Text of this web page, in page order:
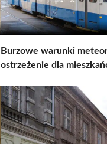
Burzowe warunki
ostrzeżenie dla